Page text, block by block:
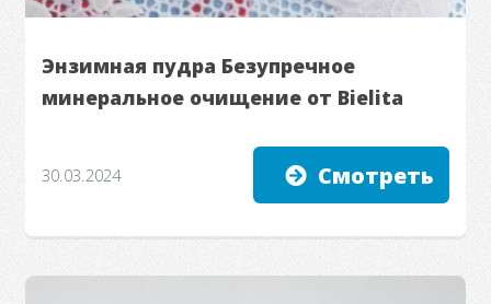
Энзимная пудра Безупречное
минеральное очищение от Bielita
30.03.2024 Смотреть